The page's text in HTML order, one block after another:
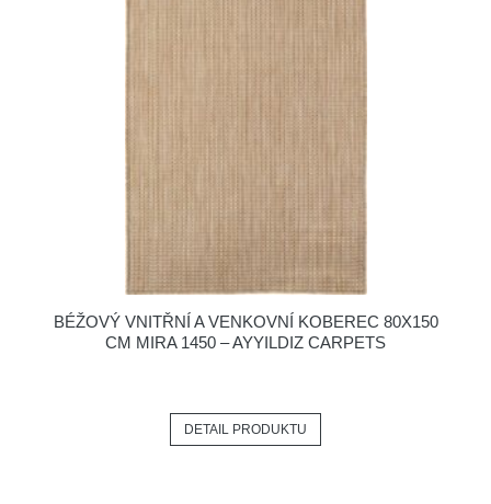
BÉŽOVÝ VNITŘNÍ A VENKOVNÍ KOBEREC 80X150
CM MIRA 1450 – AYYILDIZ CARPETS
DETAIL PRODUKTU